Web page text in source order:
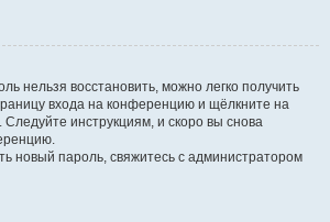
нельзя восстановить, можно легко получить
входа на конференцию и щёлкните на
. Следуйте инструкциям, и скоро вы снова
новый пароль, свяжитесь с администратором